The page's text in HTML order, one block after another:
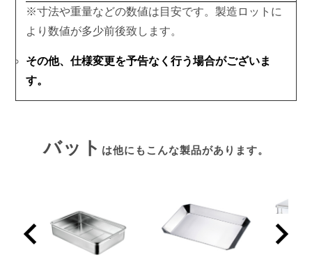
※寸法や重量などの数値は目安です。製造ロットに
より数値が多少前後致します。
その他、仕様変更を予告なく行う場合がございま
す。
バット は他にもこんな製品があります。